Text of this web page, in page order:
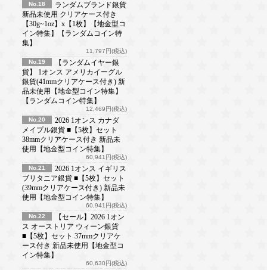
No.18
ランダムブランド銀貨
新品未使用 クリアケース付き
【30g~1oz】x【1枚】【地金型コ
イン特集】【ランダムコイン特
集】
11,797円(税込)
No.19
【ランダムイヤー銀
貨】 1オンス アメリカイーグル
銀貨(41mmクリアケース付き) 新
品未使用【地金型コイン特集】
【ランダムコイン特集】
12,469円(税込)
No.20
2026 1オンス カナダ
メイプル銀貨 ■【5枚】セット
38mmクリアケース付き 新品未
使用【地金型コイン特集】
60,941円(税込)
No.21
2026 1オンス イギリス
ブリタニア銀貨 ■【5枚】セット
(39mmクリアケース付き) 新品未
使用【地金型コイン特集】
60,941円(税込)
No.22
【セール】2026 1オン
ス オーストリア ウィーン銀貨
■【5枚】セット 37mmクリアケ
ース付き 新品未使用【地金型コ
イン特集】
60,630円(税込)